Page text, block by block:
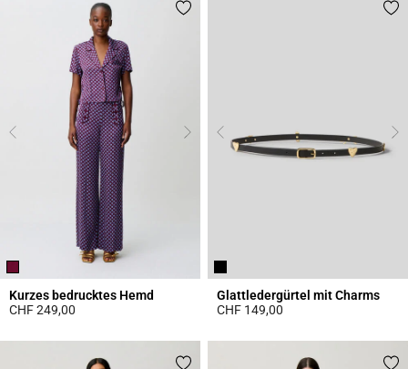
Kurzes bedrucktes Hemd
CHF 249,00
Glattledergürtel mit Charms
CHF 149,00